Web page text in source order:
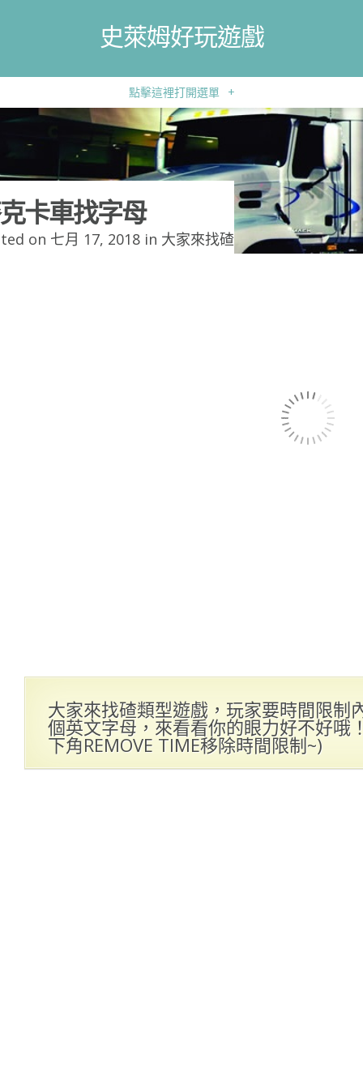
史萊姆好玩遊戲
點擊這裡打開選單 +
卡車找字母
on 七月 17, 2018 in 大家來找碴
大家來找碴類型遊戲，玩家要時間限制
個英文字母，來看看你的眼力好不好哦
下角REMOVE TIME移除時間限制~)